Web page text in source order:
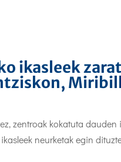
ikasleek
zentroak kokatuta
neurketak egin